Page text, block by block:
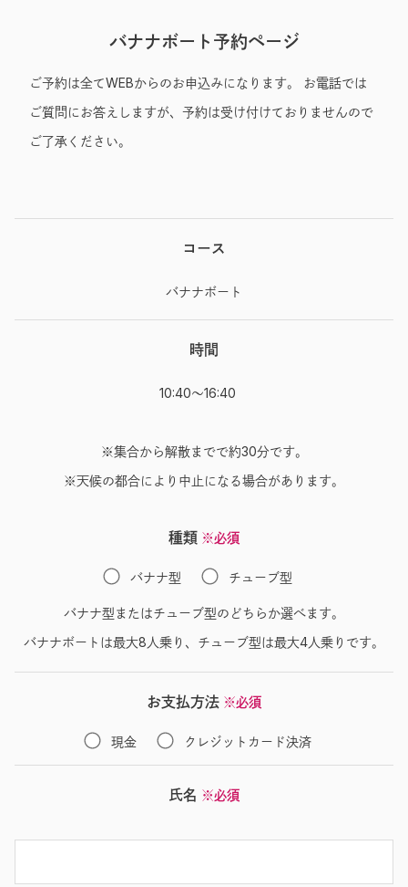
バナナボート予約ページ
ご予約は全てWEBからのお申込みになります。 お電話では
ご質問にお答えしますが、予約は受け付けておりませんので
ご了承ください。
コース
バナナボート
時間
10:40～16:40
※集合から解散までで約30分です。
※天候の都合により中止になる場合があります。
種類 ※必須
バナナ型 チューブ型
バナナ型またはチューブ型のどちらか選べます。
バナナボートは最大8人乗り、チューブ型は最大4人乗りです。
お支払方法 ※必須
現金 クレジットカード決済
氏名 ※必須